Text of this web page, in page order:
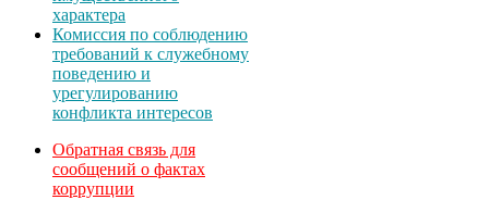
характера
Комиссия по соблюдению
требований к служебному
поведению и
урегулированию
конфликта интересов
Обратная связь для
сообщений о фактах
коррупции